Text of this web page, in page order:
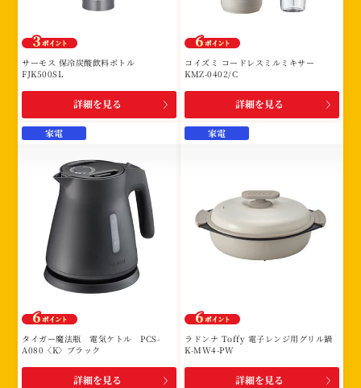
サーモス 保冷炭酸飲料ボトル
FJK500SL
詳細を見る
コイズミ コードレスミルミキサー
KMZ-0402/C
詳細を見る
家電
タイガー魔法瓶 電気ケトル PCS-
A080〈K〉ブラック
詳細を見る
家電
ラドンナ Toffy 電子レンジ用グリル鍋
K-MW4-PW
詳細を見る